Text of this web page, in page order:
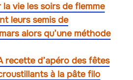
vie les soirs de flemme
leurs semis de
alors qu’une méthode
recette d’apéro des fêtes
à la pâte filo